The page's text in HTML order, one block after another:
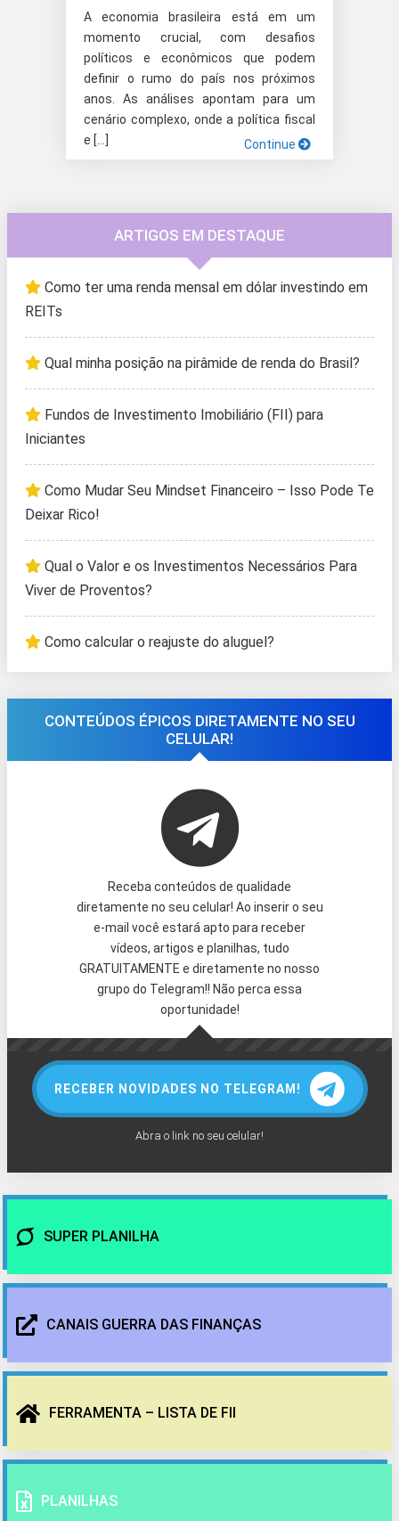
A economia brasileira está em um
momento crucial, com desafios
políticos e econômicos que podem
definir o rumo do país nos próximos
anos. As análises apontam para um
cenário complexo, onde a política fiscal
e […]
Continue
ARTIGOS EM DESTAQUE
Como ter uma renda mensal em dólar investindo em
REITs
Qual minha posição na pirâmide de renda do Brasil?
Fundos de Investimento Imobiliário (FII) para
Iniciantes
Como Mudar Seu Mindset Financeiro – Isso Pode Te
Deixar Rico!
Qual o Valor e os Investimentos Necessários Para
Viver de Proventos?
Como calcular o reajuste do aluguel?
CONTEÚDOS ÉPICOS DIRETAMENTE NO SEU
CELULAR!
Receba conteúdos de qualidade
diretamente no seu celular! Ao inserir o seu
e-mail você estará apto para receber
vídeos, artigos e planilhas, tudo
GRATUITAMENTE e diretamente no nosso
grupo do Telegram!! Não perca essa
oportunidade!
RECEBER NOVIDADES NO TELEGRAM!
Abra o link no seu celular!
SUPER PLANILHA
CANAIS GUERRA DAS FINANÇAS
FERRAMENTA – LISTA DE FII
PLANILHAS